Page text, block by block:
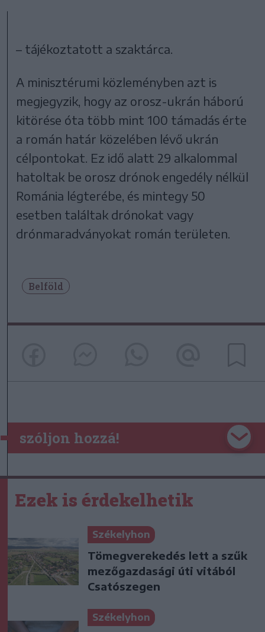
– tájékoztatott a szaktárca.
A minisztérumi közleményben azt is
megjegyzik, hogy az orosz-ukrán háború
kitörése óta több mint 100 támadás érte
a román határ közelében lévő ukrán
célpontokat. Ez idő alatt 29 alkalommal
hatoltak be orosz drónok engedély nélkül
Románia légterébe, és mintegy 50
esetben találtak drónokat vagy
drónmaradványokat román területen.
Belföld
szóljon hozzá!
Ezek is érdekelhetik
Székelyhon
Tömegverekedés lett a szűk
mezőgazdasági úti vitából
Csatószegen
Székelyhon